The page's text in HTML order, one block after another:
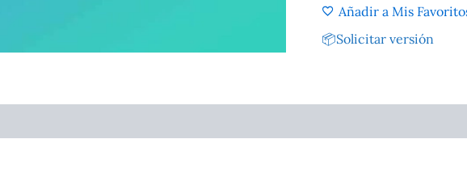
Añadir a Mis
📦Solicitar versión